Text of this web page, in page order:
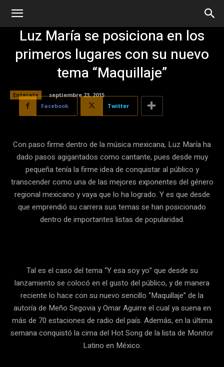
Luz María se posiciona en los
primeros lugares con su nuevo
tema “Maquillaje”
Enterate
septiembre 23, 2015
Facebook
Twitter
Con paso firme dentro de la música mexicana, Luz María ha
dado pasos agigantados como cantante, pues desde muy
pequeña tenía la firme idea de conquistar al público y
transcender como una de las mejores exponentes del género
regional mexicano y vaya que lo ha logrado. Y es que desde
que emprendió su carrera sus temas se han posicionado
dentro de importantes listas de popularidad.
Tal es el caso del tema “Y esa soy yo” que desde su
lanzamiento se colocó en el gusto del público, y de manera
reciente lo hace con su nuevo sencillo “Maquillaje” de la
autoría de Meño Segovia y Omar Aguirre el cual ya suena en
más de 70 estaciones de radio del país. Además, en la última
semana conquistó la cima del Hot Song de la lista de Monitor
Latino en México.